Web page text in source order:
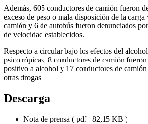
Además, 605 conductores de camión fueron
exceso de peso o mala disposición de la
camión y 6 de autobús fueron denunciados
de velocidad establecidos.
Respecto a circular bajo los efectos del
psicotrópicas, 8 conductores de camión
positivo a alcohol y 17 conductores de camión
otras drogas
Descarga
Nota de prensa ( pdf 82,15 KB )